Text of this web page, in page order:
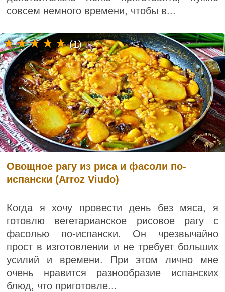
совсем немного времени, чтобы в...
Овощное рагу из риса и фасоли по-
испански (Arroz Viudo)
Когда я хочу провести день без мяса, я
готовлю вегетарианское рисовое рагу с
фасолью по-испански. Он чрезвычайно
прост в изготовлении и не требует больших
усилий и времени. При этом лично мне
очень нравится разнообразие испанских
блюд, что приготовле...
(1)